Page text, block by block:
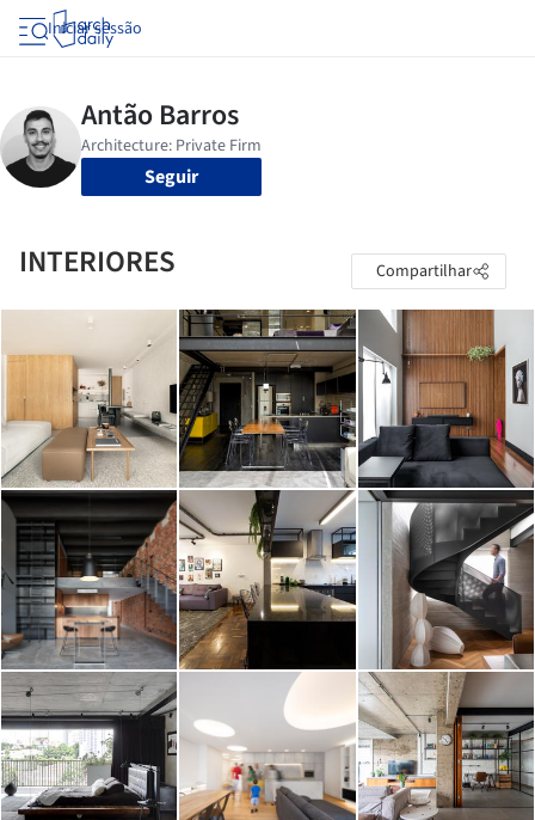
Iniciar sessão
Seguir
INTERIORES Compartilhar